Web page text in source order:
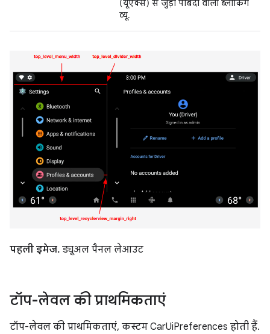
(यूएक्स) से जुड़ी पाबंदी वाला ब्लॉकिंग
व्यू.
पहली इमेज. ड्यूअल पैनल लेआउट
टॉप-लेवल की प्राथमिकताएं
टॉप-लेवल की प्राथमिकताएं, कस्टम CarUiPreferences होती हैं.